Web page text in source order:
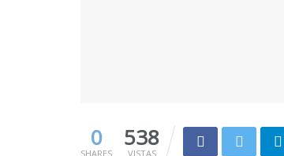
0
SHARES
538
VISTAS